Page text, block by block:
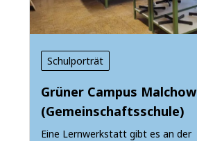
Schulporträt
Grüner Campus Malchow
(Gemeinschaftsschule)
Eine Lernwerkstatt gibt es an der